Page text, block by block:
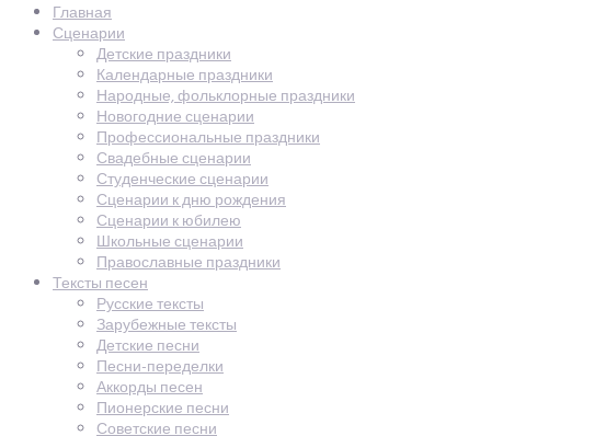
Главная
Сценарии
Детские праздники
Календарные праздники
Народные, фольклорные праздники
Новогодние сценарии
Профессиональные праздники
Свадебные сценарии
Студенческие сценарии
Сценарии к дню рождения
Сценарии к юбилею
Школьные сценарии
Православные праздники
Тексты песен
Русские тексты
Зарубежные тексты
Детские песни
Песни-переделки
Аккорды песен
Пионерские песни
Советские песни